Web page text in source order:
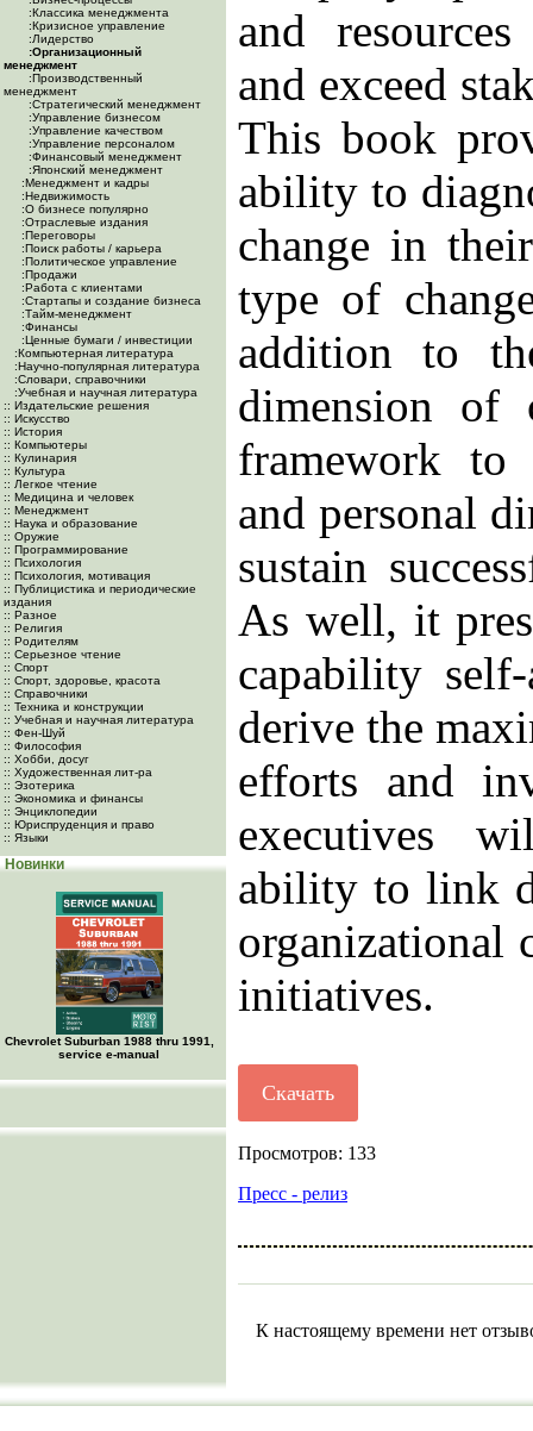
:Классика менеджмента
:Кризисное управление
:Лидерство
:Организационный
менеджмент
:Производственный
менеджмент
:Стратегический менеджмент
:Управление бизнесом
:Управление качеством
:Управление персоналом
:Финансовый менеджмент
:Японский менеджмент
:Менеджмент и кадры
:Недвижимость
:О бизнесе популярно
:Отраслевые издания
:Переговоры
:Поиск работы / карьера
:Политическое управление
:Продажи
:Работа с клиентами
:Стартапы и создание бизнеса
:Тайм-менеджмент
:Финансы
:Ценные бумаги / инвестиции
:Компьютерная литература
:Научно-популярная литература
:Словари, справочники
:Учебная и научная литература
:: Издательские решения
:: Искусство
:: История
:: Компьютеры
:: Кулинария
:: Культура
:: Легкое чтение
:: Медицина и человек
:: Менеджмент
:: Наука и образование
:: Оружие
:: Программирование
:: Психология
:: Психология, мотивация
:: Публицистика и периодические
издания
:: Разное
:: Религия
:: Родителям
:: Серьезное чтение
:: Спорт
:: Спорт, здоровье, красота
:: Справочники
:: Техника и конструкции
:: Учебная и научная литература
:: Фен-Шуй
:: Философия
:: Хобби, досуг
:: Художественная лит-ра
:: Эзотерика
:: Экономика и финансы
:: Энциклопедии
:: Юриспруденция и право
:: Языки
Новинки
Chevrolet Suburban 1988 thru 1991,
service e-manual
and
and exceed
This book
ability to
change in
type of
addition to
dimension of
framework to
and personal
sustain
As well, it
capability self-
derive the
efforts and
executives
ability to link
organizational
initiatives.
Скачать
Просмотров: 133
Пресс - релиз
К настоящему времени нет